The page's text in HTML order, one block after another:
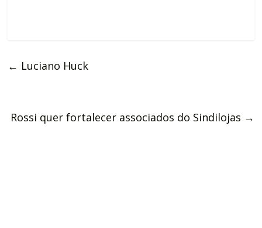
← Luciano Huck
Rossi quer fortalecer associados do Sindilojas →